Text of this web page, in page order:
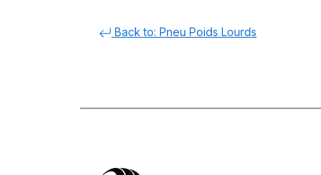
Back to: Pneu Poids Lourds